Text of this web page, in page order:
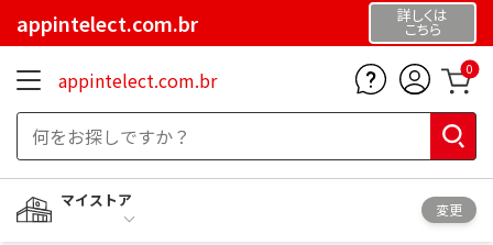
appintelect.com.br 詳しくは
こちら
appintelect.com.br 0
マイストア
変更